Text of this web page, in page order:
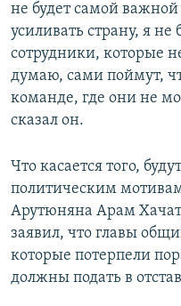
не будет самой
усиливать страну, я не
сотрудники, которые
думаю, сами поймут,
команде, где они не
сказал он.
Что касается того,
политическим
Арутюняна Арам
заявил, что главы
которые потерпели
должны подать в